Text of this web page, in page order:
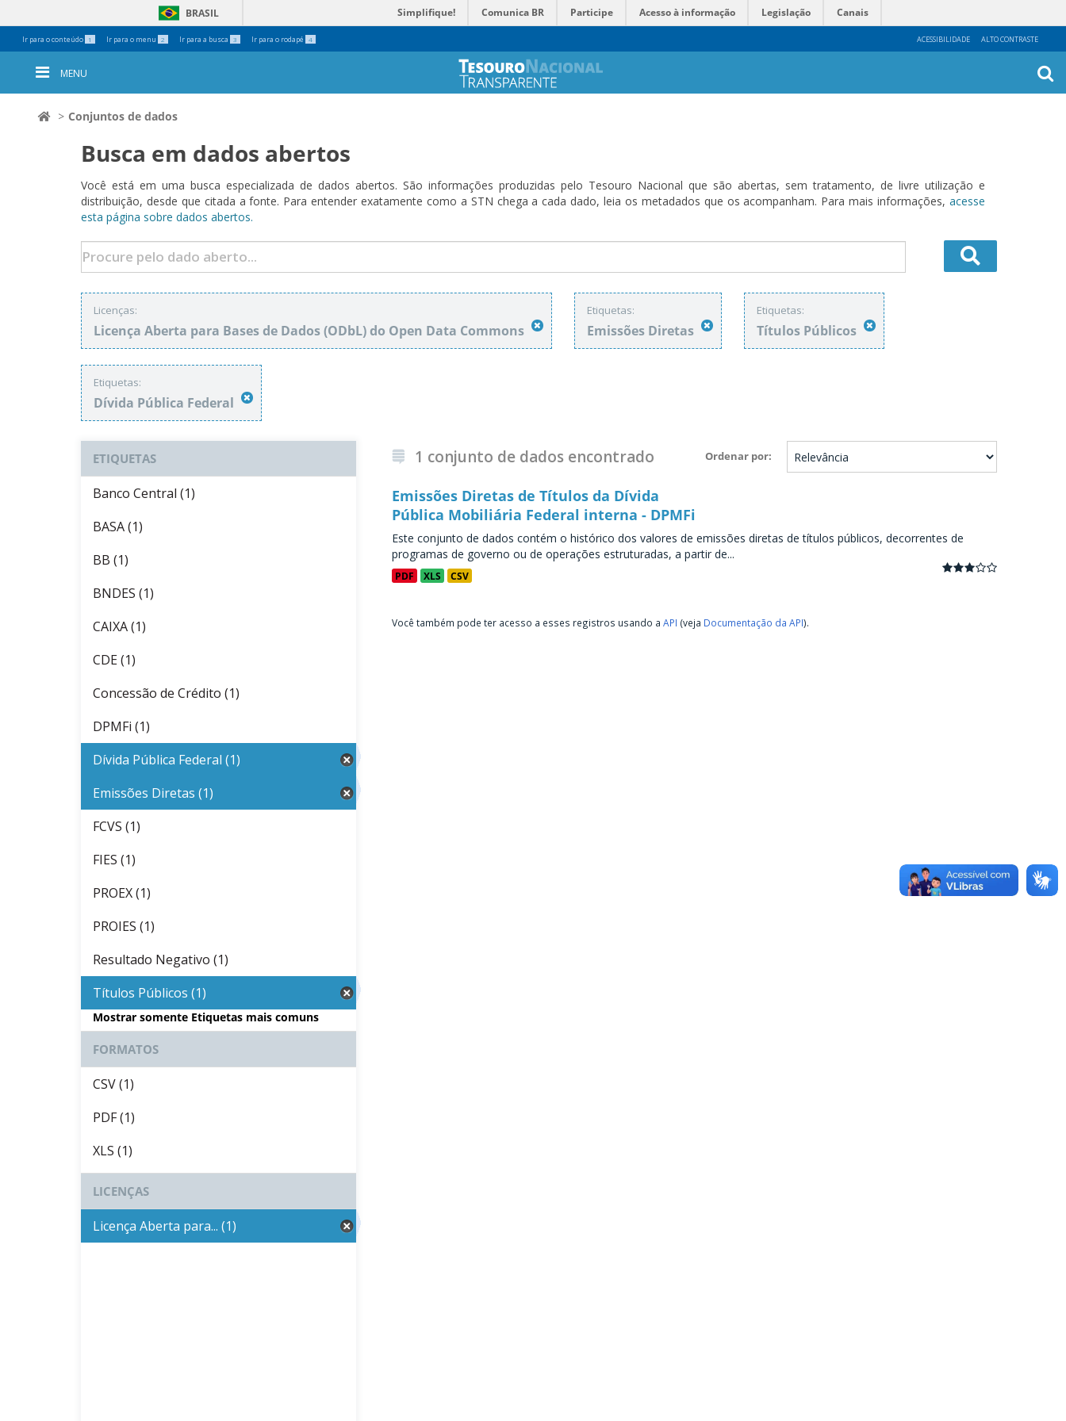
Ir para o conteúdo 1 Ir para o menu 2 Ir para a busca 3 Ir para o rodapé 4 ACESSIBILIDADE ALTO CONTRASTE
BRASIL Simplifique! Comunica BR Participe Acesso à informação Legislação Canais
Ferramentas
Pessoais
MENU
Conjuntos de dados
Busca em dados abertos
Você está em uma busca especializada de dados abertos. São informações produzidas pelo Tesouro Nacional que são abertas, sem tratamento, de livre utilização e
distribuição, desde que citada a fonte. Para entender exatamente como a STN chega a cada dado, leia os metadados que os acompanham. Para mais informações, acesse
esta página sobre dados abertos.
Licenças:
Licença Aberta para Bases de Dados (ODbL) do Open Data Commons
Etiquetas:
Emissões Diretas
Etiquetas:
Títulos Públicos
Etiquetas:
Dívida Pública Federal
Ordenar por
1 conjunto de dados encontrado
Emissões Diretas de Títulos da Dívida
Pública Mobiliária Federal interna - DPMFi
Este conjunto de dados contém o histórico dos valores de emissões diretas de títulos públicos, decorrentes de
programas de governo ou de operações estruturadas, a partir de...
PDF XLS CSV
Você também pode ter acesso a esses registros usando a API (veja Documentação da API).
ETIQUETAS
Banco Central (1)
BASA (1)
BB (1)
BNDES (1)
CAIXA (1)
CDE (1)
Concessão de Crédito (1)
DPMFi (1)
Dívida Pública Federal (1)
Emissões Diretas (1)
FCVS (1)
FIES (1)
PROEX (1)
PROIES (1)
Resultado Negativo (1)
Títulos Públicos (1)
Mostrar somente Etiquetas mais comuns
FORMATOS
CSV (1)
PDF (1)
XLS (1)
LICENÇAS
Licença Aberta para... (1)